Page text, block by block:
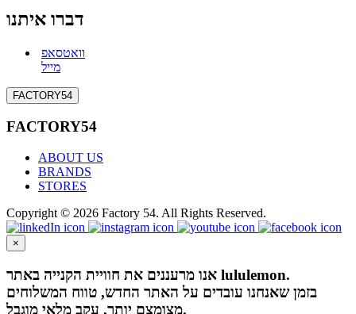
דברו איתנו
וואטסאפ
מייל
FACTORY54
FACTORY54
ABOUT US
BRANDS
STORES
Copyright © 2026 Factory 54. All Rights Reserved.
×
אנו מרעננים את חוויית הקנייה באתר lululemon.
בזמן שאנחנו עובדים על האתר החדש, טווח המשלוחים
מצומצם יותר, עקב מלאי מוגבל.